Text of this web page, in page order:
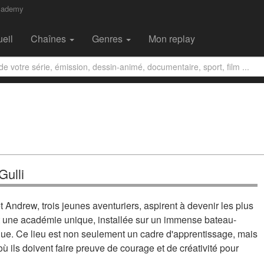
Chaînes Genres Mon replay
trois jeunes aventuriers, aspirent à devenir les plus
académie unique, installée sur un immense bateau-
Ce lieu est non seulement un cadre d'apprentissage, mais
ils doivent faire preuve de courage et de créativité pour